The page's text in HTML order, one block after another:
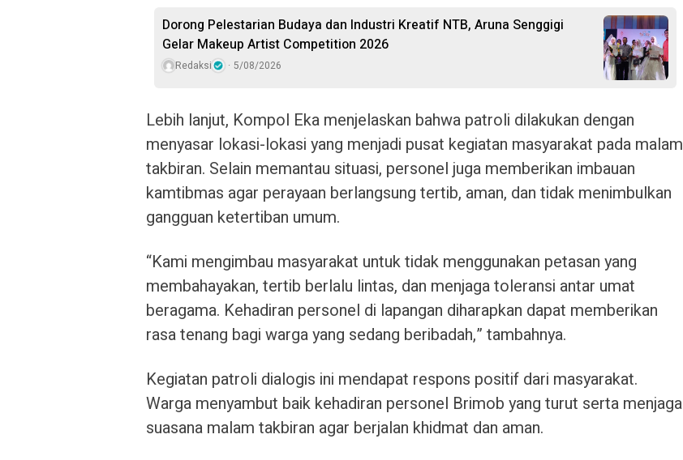
Dorong Pelestarian Budaya dan Industri Kreatif NTB, Aruna Senggigi
Gelar Makeup Artist Competition 2026
Redaksi 5/08/2026
Lebih lanjut, Kompol Eka menjelaskan bahwa patroli dilakukan dengan
menyasar lokasi-lokasi yang menjadi pusat kegiatan masyarakat pada malam
takbiran. Selain memantau situasi, personel juga memberikan imbauan
kamtibmas agar perayaan berlangsung tertib, aman, dan tidak menimbulkan
gangguan ketertiban umum.
“Kami mengimbau masyarakat untuk tidak menggunakan petasan yang
membahayakan, tertib berlalu lintas, dan menjaga toleransi antar umat
beragama. Kehadiran personel di lapangan diharapkan dapat memberikan
rasa tenang bagi warga yang sedang beribadah,” tambahnya.
Kegiatan patroli dialogis ini mendapat respons positif dari masyarakat.
Warga menyambut baik kehadiran personel Brimob yang turut serta menjaga
suasana malam takbiran agar berjalan khidmat dan aman.